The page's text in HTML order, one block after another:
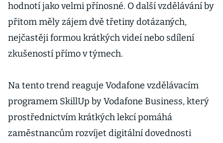
hodnotí jako velmi přínosné. O další vzdělávání by
přitom měly zájem dvě třetiny dotázaných,
nejčastěji formou krátkých videí nebo sdílení
zkušeností přímo v týmech.
Na tento trend reaguje Vodafone vzdělávacím
programem SkillUp by Vodafone Business, který
prostřednictvím krátkých lekcí pomáhá
zaměstnancům rozvíjet digitální dovednosti